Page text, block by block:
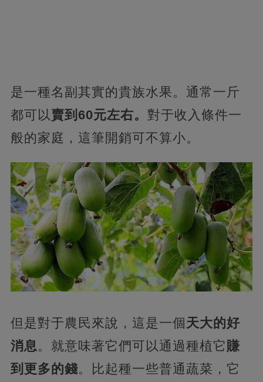
是一種名副其實的貴族水果。通常一斤
都可以賣到60元左右。 對于收入條件一
般的家庭，這筆開銷可不算小。
但是對于農民來說，這是一個天大的好
消息。就意味著它們可以通過種植它賺
到更多的錢。比起種一些普通蔬菜，它